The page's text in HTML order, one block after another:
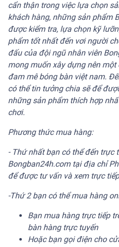
cẩn thận trong việc lựa chọn
khách hàng, những sản phẩm
được kiểm tra, lựa chọn kỹ
phẩm tốt nhất đến vơi người
đấu của đội ngũ nhân viên
mong muốn xây dựng nên
đam mê bóng bàn việt nam.
có thể tin tưởng chia sẽ để
những sản phẩm thích hợp
chơi.
Phương thức mua hàng:
- Thứ nhất bạn có thể đến trực
Bongban24h.com tại địa chỉ
để được tư vấn và xem trực
-Thứ 2 bạn có thể mua hàng
Bạn mua hàng trực tiếp
bàn hàng trực tuyến
Hoặc bạn gọi điện cho